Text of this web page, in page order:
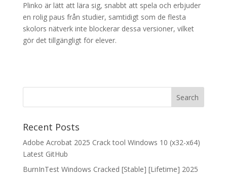
Plinko är lätt att lära sig, snabbt att spela och erbjuder
en rolig paus från studier, samtidigt som de flesta
skolors nätverk inte blockerar dessa versioner, vilket
gör det tillgängligt för elever.
Recent Posts
Adobe Acrobat 2025 Crack tool Windows 10 (x32-x64)
Latest GitHub
BurnInTest Windows Cracked [Stable] [Lifetime] 2025